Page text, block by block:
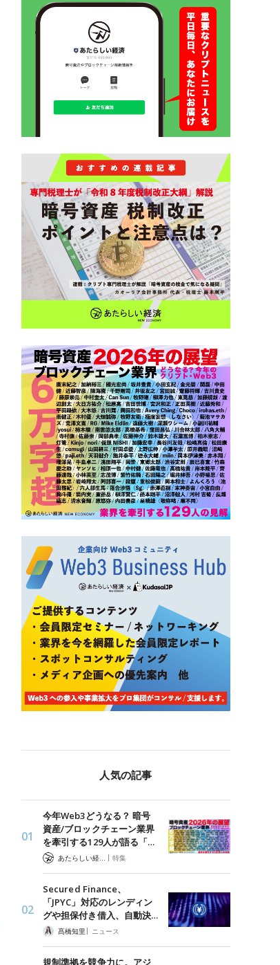
人気の記事
今年Web3どうなる？ 暗号
資産/ブロックチェーン業界
を牽引する129人が語る「…
| 特集
Secured Finance、
「JPYC」対応のレンディン
グや担保付き借入、自動決…
髙橋知里 | ニュース
規制準拠を競争力に。アジ